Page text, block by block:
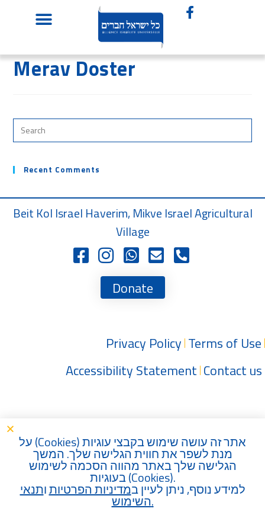
Merav Doster
Recent Comments
Beit Kol Israel Haverim, Mikve Israel Agricultural
Village
Donate
Privacy Policy Terms of Use
Accessibility Statement Contact us
אתר זה עושה שימוש בקבצי עוגיות (Cookies) על
מנת לשפר את חווית הגלישה שלך. המשך
הגלישה שלך באתר מהווה הסכמה לשימוש
בעוגיות (Cookies).
למידע נוסף, ניתן לעיין במדיניות הפרטיותותנאי
השימוש.